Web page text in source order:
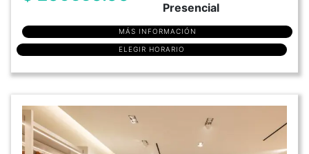
Presencial
MÁS INFORMACIÓN
ELEGIR HORARIO